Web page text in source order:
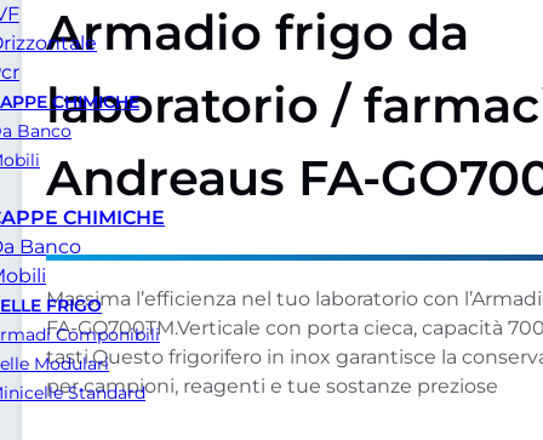
CHIMICHE
Banco
CHIMICHE
Banco
FRIGO
Componibili
Modulari
Standard
Armadio frigo da
laboratorio /
Andreaus FA-
Massima l’efficienza nel tuo laboratorio con
FA-GO700TM.Verticale con porta cieca, capacità
tasti.Questo frigorifero in inox garantisce la
per campioni, reagenti e tue sostanze preziose